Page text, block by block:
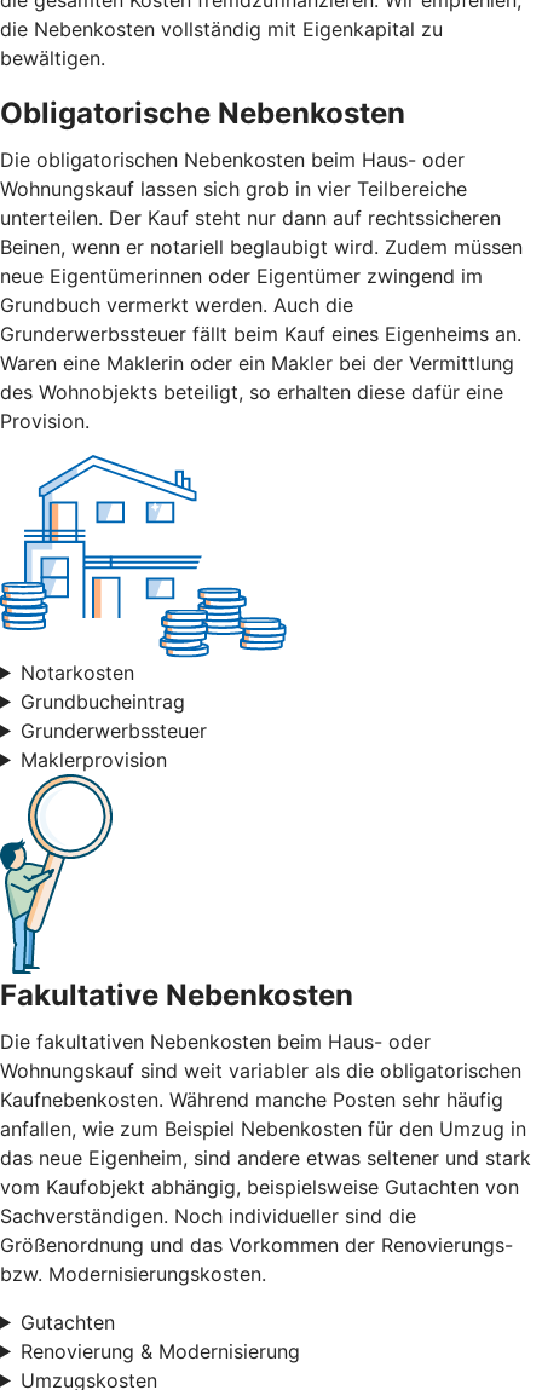
die Nebenkosten vollständig mit Eigenkapital zu
bewältigen.
Obligatorische Nebenkosten
Die obligatorischen Nebenkosten beim Haus- oder
Wohnungskauf lassen sich grob in vier Teilbereiche
unterteilen. Der Kauf steht nur dann auf rechtssicheren
Beinen, wenn er notariell beglaubigt wird. Zudem müssen
neue Eigentümerinnen oder Eigentümer zwingend im
Grundbuch vermerkt werden. Auch die
Grunderwerbssteuer fällt beim Kauf eines Eigenheims an.
Waren eine Maklerin oder ein Makler bei der Vermittlung
des Wohnobjekts beteiligt, so erhalten diese dafür eine
Provision.
Notarkosten
Grundbucheintrag
Grunderwerbssteuer
Maklerprovision
Fakultative Nebenkosten
Die fakultativen Nebenkosten beim Haus- oder
Wohnungskauf sind weit variabler als die obligatorischen
Kaufnebenkosten. Während manche Posten sehr häufig
anfallen, wie zum Beispiel Nebenkosten für den Umzug in
das neue Eigenheim, sind andere etwas seltener und stark
vom Kaufobjekt abhängig, beispielsweise Gutachten von
Sachverständigen. Noch individueller sind die
Größenordnung und das Vorkommen der Renovierungs-
bzw. Modernisierungskosten.
Gutachten
Renovierung & Modernisierung
Umzugskosten